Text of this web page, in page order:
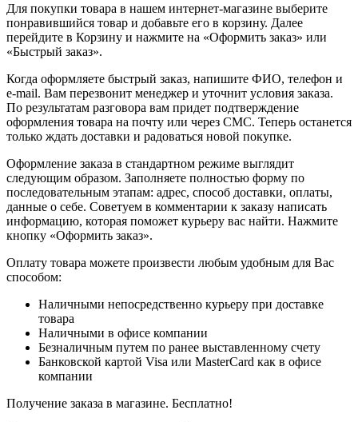
Для покупки товара в нашем интернет-магазине выберите
понравившийся товар и добавьте его в корзину. Далее
перейдите в Корзину и нажмите на «Оформить заказ» или
«Быстрый заказ».
Когда оформляете быстрый заказ, напишите ФИО, телефон и
e-mail. Вам перезвонит менеджер и уточнит условия заказа.
По результатам разговора вам придет подтверждение
оформления товара на почту или через СМС. Теперь останется
только ждать доставки и радоваться новой покупке.
Оформление заказа в стандартном режиме выглядит
следующим образом. Заполняете полностью форму по
последовательным этапам: адрес, способ доставки, оплаты,
данные о себе. Советуем в комментарии к заказу написать
информацию, которая поможет курьеру вас найти. Нажмите
кнопку «Оформить заказ».
Оплату товара можете произвести любым удобным для Вас
способом:
Наличными непосредственно курьеру при доставке
товара
Наличными в офисе компании
Безналичным путем по ранее выставленному счету
Банковской картой Visa или MasterCard как в офисе
компании
Получение заказа в магазине. Бесплатно!